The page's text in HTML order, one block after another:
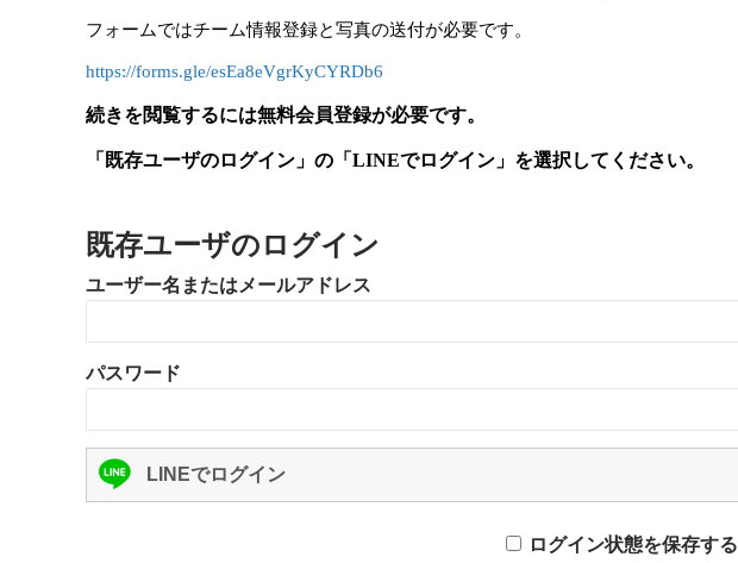
フォームではチーム情報登録と写真の送付が必要です。
https://forms.gle/esEa8eVgrKyCYRDb6
続きを閲覧するには無料会員登録が必要です。
「既存ユーザのログイン」の「LINEでログイン」を選択してください。
既存ユーザのログイン
ユーザー名またはメールアドレス
パスワード
LINEでログイン
ログイン状態を保存する